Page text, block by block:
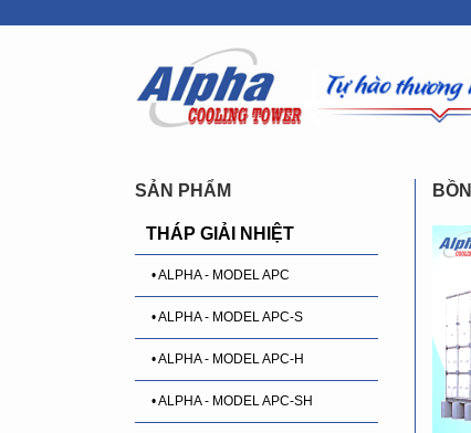
SẢN PHẨM
THÁP GIẢI NHIỆT
• ALPHA - MODEL APC
• ALPHA - MODEL APC-S
• ALPHA - MODEL APC-H
• ALPHA - MODEL APC-SH